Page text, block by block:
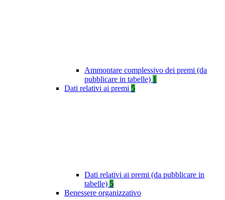
Ammontare complessivo dei premi (da
pubblicare in tabelle) 1
Dati relativi ai premi 5
Dati relativi ai premi (da pubblicare in
tabelle) 5
Benessere organizzativo